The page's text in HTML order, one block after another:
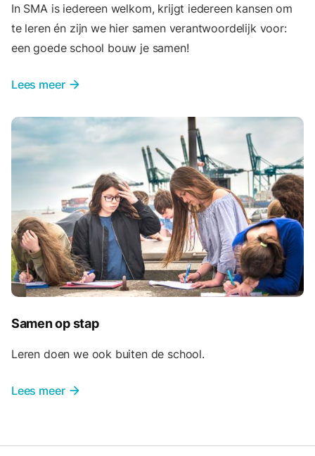
In SMA is iedereen welkom, krijgt iedereen kansen om
te leren én zijn we hier samen verantwoordelijk voor:
een goede school bouw je samen!
Lees meer arrow_forward
Samen op stap
Leren doen we ook buiten de school.
Lees meer arrow_forward